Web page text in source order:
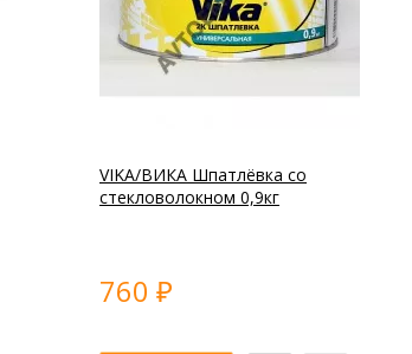
VIKA/ВИКА Шпатлёвка со
стекловолокном 0,9кг
760 ₽